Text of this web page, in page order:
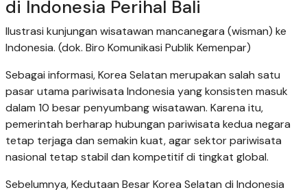
di Indonesia Perihal Bali
Ilustrasi kunjungan wisatawan mancanegara (wisman) ke
Indonesia. (dok. Biro Komunikasi Publik Kemenpar)
Sebagai informasi, Korea Selatan merupakan salah satu
pasar utama pariwisata Indonesia yang konsisten masuk
dalam 10 besar penyumbang wisatawan. Karena itu,
pemerintah berharap hubungan pariwisata kedua negara
tetap terjaga dan semakin kuat, agar sektor pariwisata
nasional tetap stabil dan kompetitif di tingkat global.
Sebelumnya, Kedutaan Besar Korea Selatan di Indonesia